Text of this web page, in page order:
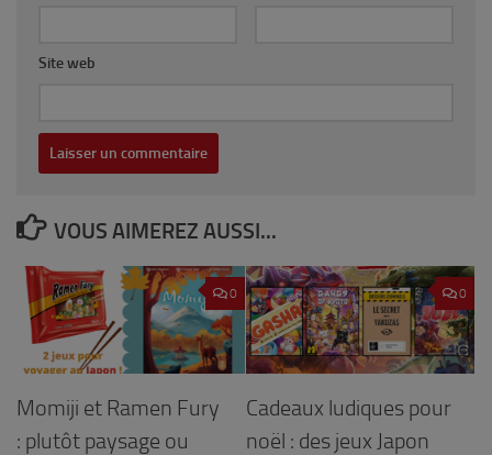
Site web
VOUS AIMEREZ AUSSI...
0
Momiji et Ramen Fury
: plutôt paysage ou
0
Cadeaux ludiques pour
noël : des jeux Japon